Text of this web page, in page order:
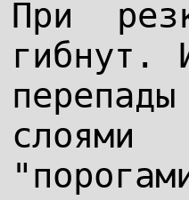
При
гибнут.
слоями